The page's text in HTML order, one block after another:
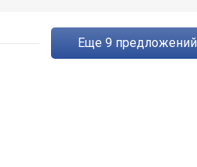
eще 9 предложений